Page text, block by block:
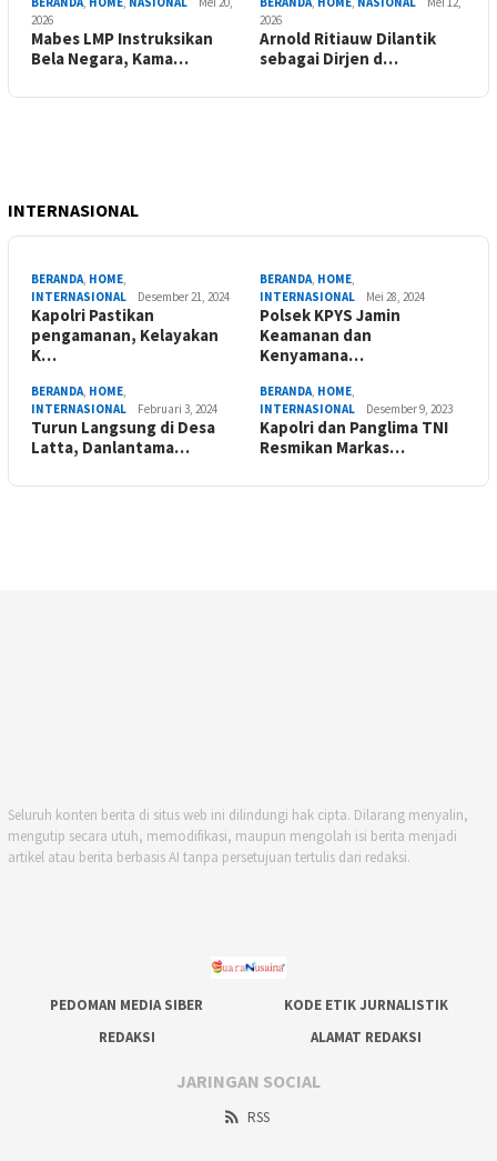
2026
Mabes LMP Instruksikan
Bela Negara, Kama…
2026
Arnold Ritiauw Dilantik
sebagai Dirjen d…
INTERNASIONAL
BERANDA, HOME,
INTERNASIONAL
Desember 21, 2024
Kapolri Pastikan
pengamanan, Kelayakan
K…
BERANDA, HOME,
INTERNASIONAL
Mei 28, 2024
Polsek KPYS Jamin
Keamanan dan
Kenyamana…
BERANDA, HOME,
INTERNASIONAL
Februari 3, 2024
Turun Langsung di Desa
Latta, Danlantama…
BERANDA, HOME,
INTERNASIONAL
Desember 9, 2023
Kapolri dan Panglima TNI
Resmikan Markas…
Seluruh konten berita di situs web ini dilindungi hak cipta. Dilarang menyalin,
mengutip secara utuh, memodifikasi, maupun mengolah isi berita menjadi
artikel atau berita berbasis AI tanpa persetujuan tertulis dari redaksi.
PEDOMAN MEDIA SIBER
KODE ETIK JURNALISTIK
REDAKSI
ALAMAT REDAKSI
JARINGAN SOCIAL
RSS